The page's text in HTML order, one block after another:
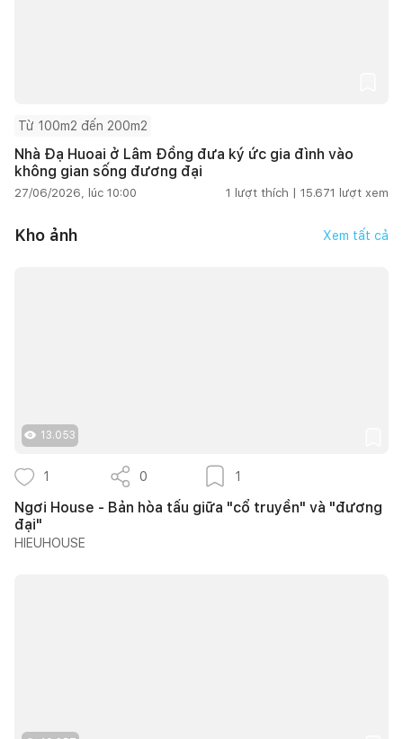
Từ 100m2 đến 200m2
Nhà Đạ Huoai ở Lâm Đồng đưa ký ức gia đình vào
không gian sống đương đại
27/06/2026, lúc 10:00 1 lượt thích | 15.671 lượt xem
Kho ảnh Xem tất cả
13.053
1 0 1
Ngơi House - Bản hòa tấu giữa "cổ truyền" và "đương
đại"
HIEUHOUSE